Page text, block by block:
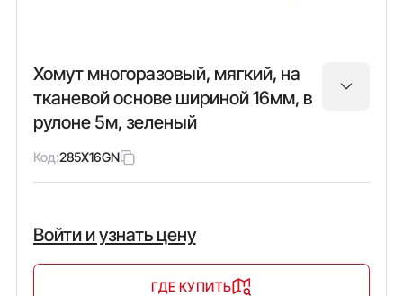
Хомут многоразовый, мягкий, на
тканевой основе шириной 16мм, в
рулоне 5м, зеленый
Код:285X16GN
Войти и узнать цену
ГДЕ КУПИТЬ